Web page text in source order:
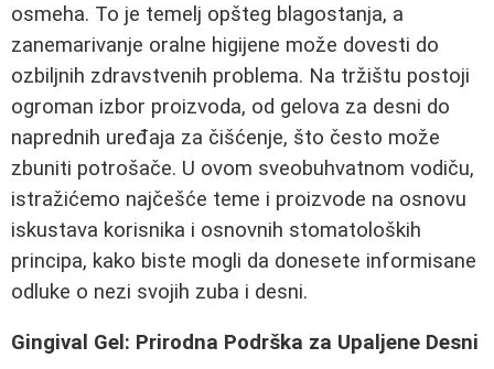
osmeha. To je temelj opšteg blagostanja, a
zanemarivanje oralne higijene može dovesti do
ozbiljnih zdravstvenih problema. Na tržištu postoji
ogroman izbor proizvoda, od gelova za desni do
naprednih uređaja za čišćenje, što često može
zbuniti potrošače. U ovom sveobuhvatnom vodiču,
istražićemo najčešće teme i proizvode na osnovu
iskustava korisnika i osnovnih stomatoloških
principa, kako biste mogli da donesete informisane
odluke o nezi svojih zuba i desni.
Gingival Gel: Prirodna Podrška za Upaljene Desni